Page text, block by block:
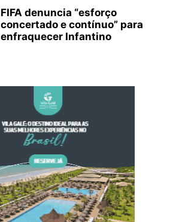
FIFA denuncia “esforço
concertado e contínuo” para
enfraquecer Infantino